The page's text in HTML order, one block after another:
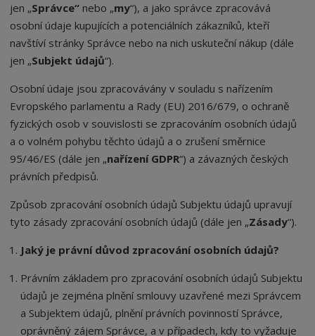
jen „Správce“ nebo „my“), a jako správce zpracovává
osobní údaje kupujících a potenciálních zákazníků, kteří
navštíví stránky Správce nebo na nich uskuteční nákup (dále
jen „Subjekt údajů“).
Osobní údaje jsou zpracovávány v souladu s nařízením
Evropského parlamentu a Rady (EU) 2016/679, o ochraně
fyzických osob v souvislosti se zpracováním osobních údajů
a o volném pohybu těchto údajů a o zrušení směrnice
95/46/ES (dále jen „nařízení GDPR“) a závazných českých
právních předpisů.
Způsob zpracování osobních údajů Subjektu údajů upravují
tyto zásady zpracování osobních údajů (dále jen „Zásady“).
Jaký je právní důvod zpracování osobních údajů?
Právním základem pro zpracování osobních údajů Subjektu
údajů je zejména plnění smlouvy uzavřené mezi Správcem
a Subjektem údajů, plnění právních povinností Správce,
oprávněný zájem Správce, a v případech, kdy to vyžaduje